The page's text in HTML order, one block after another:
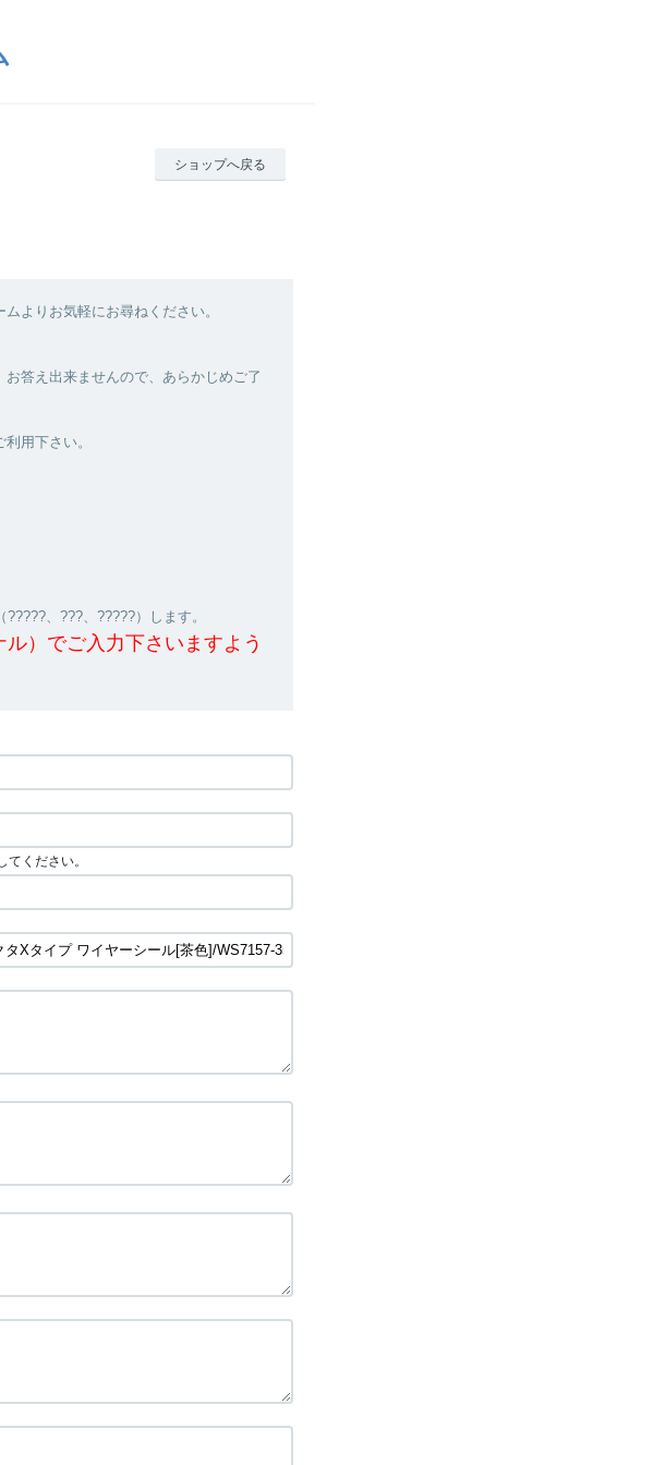
ショップへ戻る
よりお気軽にお尋ねください。
答え出来ませんので、あらかじめご了
用下さい。
、???、?????）します。
）でご入力下さいますよう
ください。